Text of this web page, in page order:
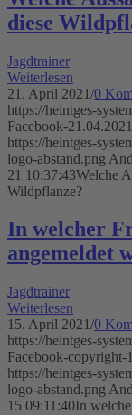
diese
Jagdtrainer
Weiterlesen
21. April 2021/0
https://heintges-
Facebook-
https://heintges-
logo-abstand.png
21 10:37:43Welche
Wildpflanze?
In welcher
angemeldet
Jagdtrainer
Weiterlesen
15. April 2021/0
https://heintges-
Facebook-copyright-
https://heintges-
logo-abstand.png
15 09:11:40In